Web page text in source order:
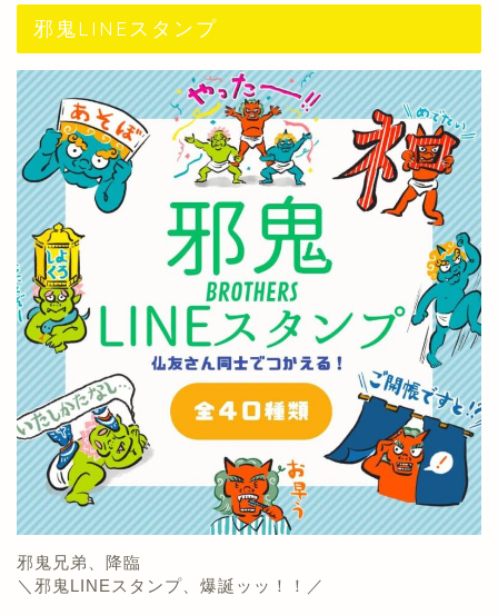
邪鬼LINEスタンプ
邪鬼兄弟、降臨
＼邪鬼LINEスタンプ、爆誕ッッ！！／